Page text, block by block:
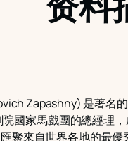
Zapashny) 是著
國家馬戲團的總經理
聚來自世界各地的最優